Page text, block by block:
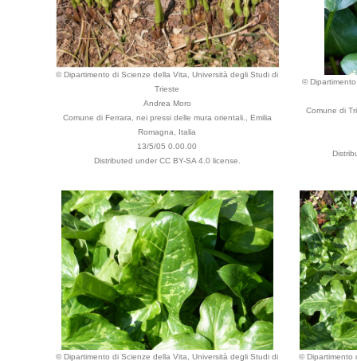
© Dipartimento di Scienze della Vita, Università degli Studi di
Trieste
Andrea Moro
Comune di Ferrara, nei pressi delle mura orientali., Emilia
Romagna, Italia
13/5/05 0.00.00
Distributed under CC BY-SA 4.0 license.
©
Comune di
© Dipartimento di Scienze della Vita, Università degli Studi di
© Dipartimento